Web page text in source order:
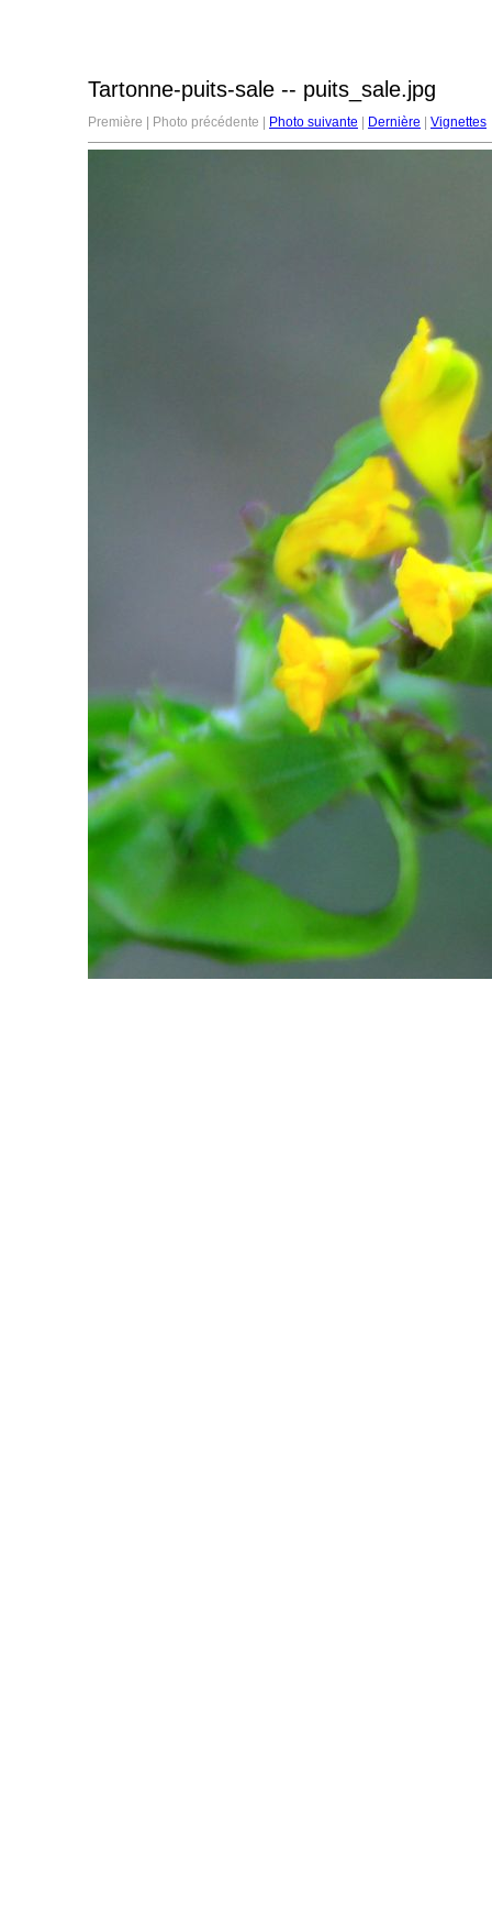
Tartonne-puits-sale -- puits_sale.jpg
Première | Photo précédente | Photo suivante Dernière Vignettes